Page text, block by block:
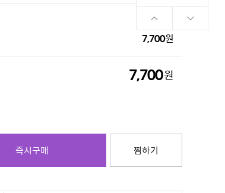
7,700원
7,700원
즉시구매 찜하기